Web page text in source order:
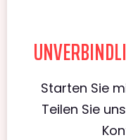
Starten Sie
Teilen Sie